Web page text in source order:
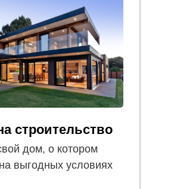
строительство
дом, о котором
выгодных условиях